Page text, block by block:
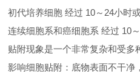
初代培养细胞 经过 10～24小时
连续细胞系和癌细胞系 经过 10～
贴附现象是一个非常复杂和受多
影响细胞贴附：底物表面不干净